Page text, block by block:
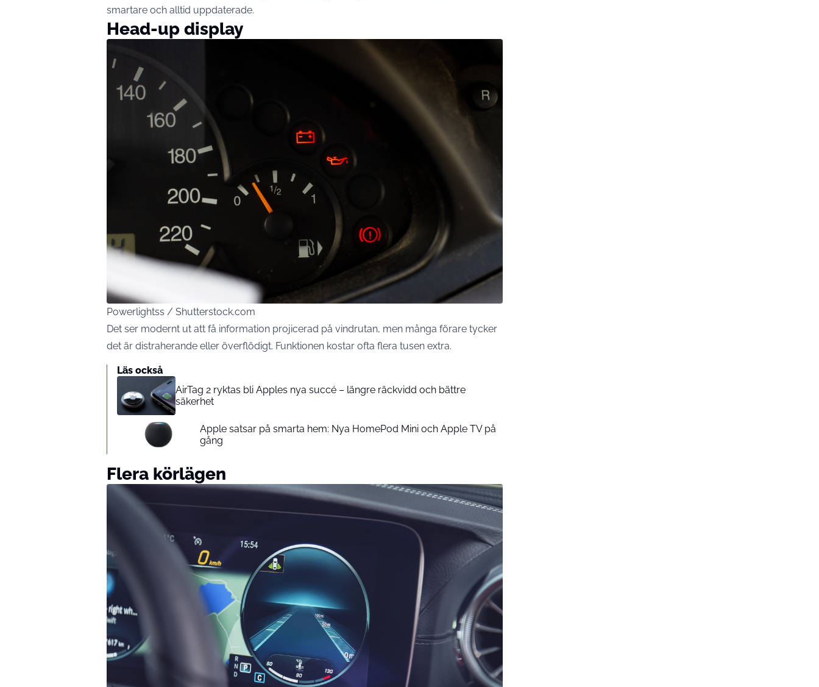
smartare och alltid uppdaterade.
Head-up display
Powerlightss / Shutterstock.com
Det ser modernt ut att få information projicerad på vindrutan, men många förare tycker
det är distraherande eller överflödigt. Funktionen kostar ofta flera tusen extra.
Läs också
AirTag 2 ryktas bli Apples nya succé – längre räckvidd och bättre
säkerhet
Apple satsar på smarta hem: Nya HomePod Mini och Apple TV på
gång
Flera körlägen